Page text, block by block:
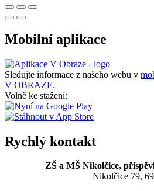
Mobilní aplikace
Sledujte informace z našeho webu v
V OBRAZE.
Volně ke stažení:
Rychlý kontakt
ZŠ a MŠ Nikolčice,
Nikolčice 79,